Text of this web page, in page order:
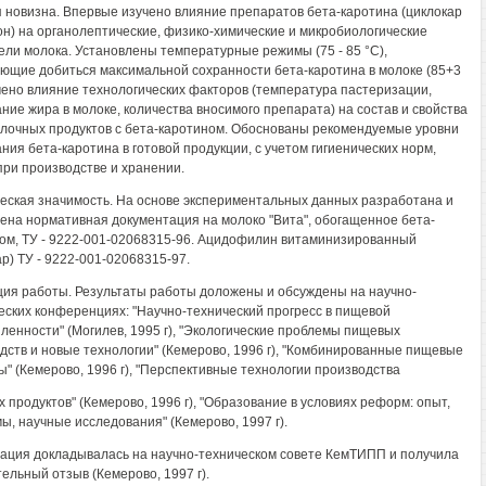
Впервые изучено влияние препаратов бета-каротина (циклокар
на органолептические, физико-химические и микробиологические
молока. Установлены температурные режимы (75 - 85 °С),
добиться максимальной сохранности бета-каротина в молоке (85+3
влияние технологических факторов (температура пастеризации,
жира в молоке, количества вносимого препарата) на состав и свойства
продуктов с бета-каротином. Обоснованы рекомендуемые уровни
бета-каротина в готовой продукции, с учетом гигиенических норм,
производстве и хранении.
значимость. На основе экспериментальных данных разработана и
нормативная документация на молоко "Вита", обогащенное бета-
ТУ - 9222-001-02068315-96. Ацидофилин витаминизированный
ТУ - 9222-001-02068315-97.
работы. Результаты работы доложены и обсуждены на научно-
конференциях: "Научно-технический прогресс в пищевой
(Могилев, 1995 г), "Экологические проблемы пищевых
и новые технологии" (Кемерово, 1996 г), "Комбинированные пищевые
(Кемерово, 1996 г), "Перспективные технологии производства
продуктов" (Кемерово, 1996 г), "Образование в условиях реформ: опыт,
научные исследования" (Кемерово, 1997 г).
докладывалась на научно-техническом совете КемТИПП и получила
отзыв (Кемерово, 1997 г).